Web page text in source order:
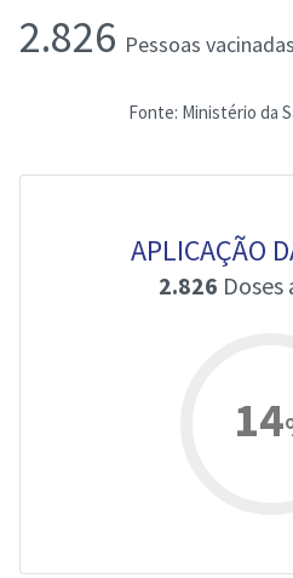
2.826 Pessoas vacinadas
Fonte: Ministério da
APLICAÇÃO
2.826
14